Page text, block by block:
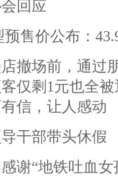
回应
预售价公布：
撤场前，通过
仅剩1元也全
信，让人感动
干部带头休假
谢“地铁吐血